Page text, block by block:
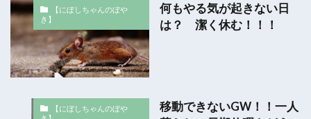
【にぼしちゃんのぼや
き】
何もやる気が起きない日
は？ 潔く休む！！！
【にぼしちゃんのぼや
移動できないGW！！一人